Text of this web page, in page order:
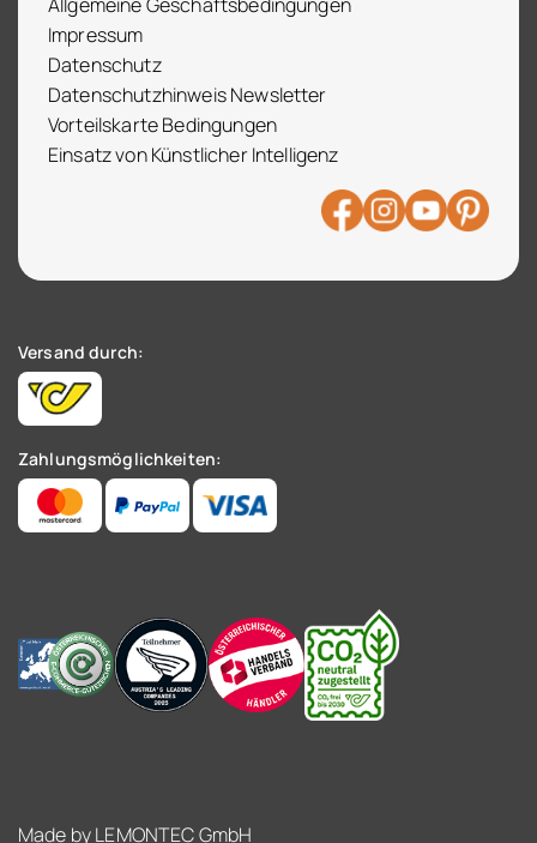
Impressum
Datenschutz
Datenschutzhinweis Newsletter
Vorteilskarte Bedingungen
Einsatz von Künstlicher Intelligenz
Versand durch:
Zahlungsmöglichkeiten:
Made byLEMONTEC GmbH